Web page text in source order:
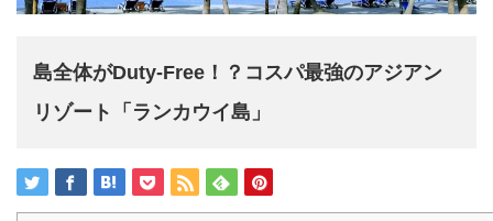
島全体がDuty-Free！？コスパ最強のアジアン
リゾート「ランカウイ島」